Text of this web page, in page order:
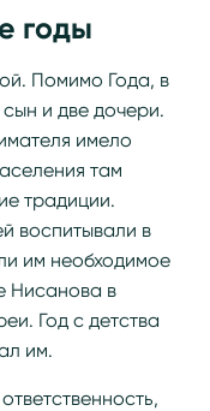
годы
Помимо Года, в
и две дочери.
имело
там
традиции.
воспитывали в
им необходимое
Нисанова в
Год с детства
им.